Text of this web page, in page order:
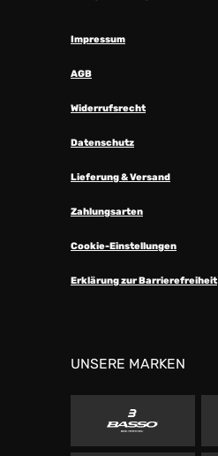
Impressum
AGB
Widerrufsrecht
Datenschutz
Lieferung & Versand
Zahlungsarten
Cookie-Einstellungen
Erklärung zur Barrierefreiheit
UNSERE MARKEN